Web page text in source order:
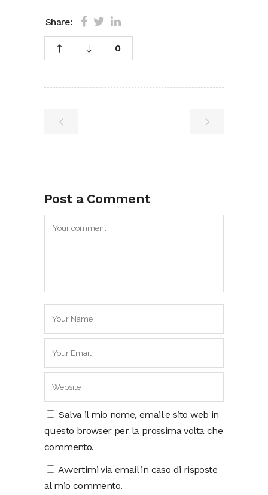
Share:
0
Post a Comment
Salva il mio nome, email e sito web in
questo browser per la prossima volta che
commento.
Avvertimi via email in caso di risposte
al mio commento.